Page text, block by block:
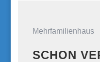
Mehrfamilienhaus
SCHON